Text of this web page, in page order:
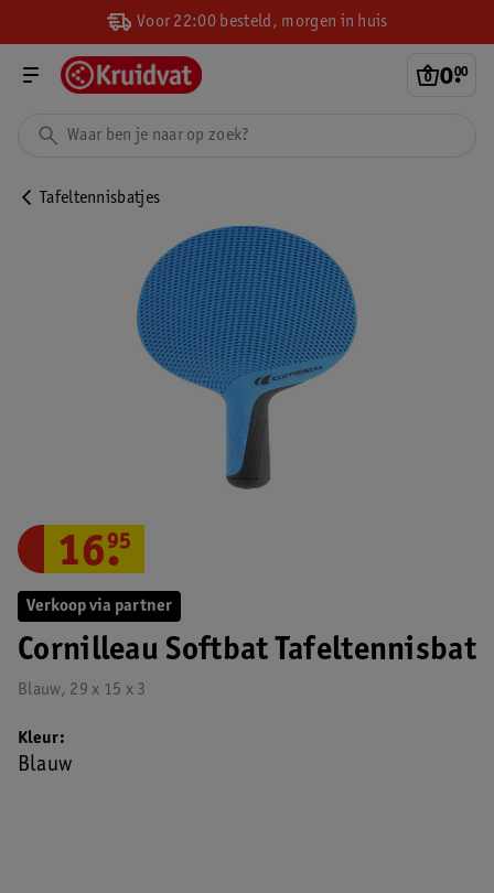
Voor 22:00 besteld, morgen in huis
0.
00
Tafeltennisbatjes
Verkoop via partner
Cornilleau Softbat Tafeltennisbat
Blauw, 29 x 15 x 3
16.
95
Kleur
Blauw